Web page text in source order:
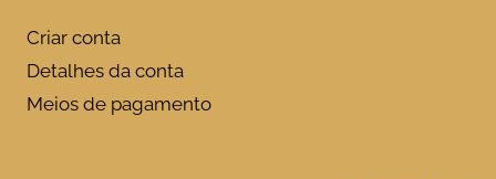
Criar conta
Detalhes da conta
Meios de pagamento